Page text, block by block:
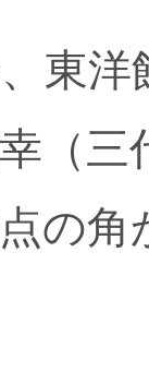
東
幸（
の